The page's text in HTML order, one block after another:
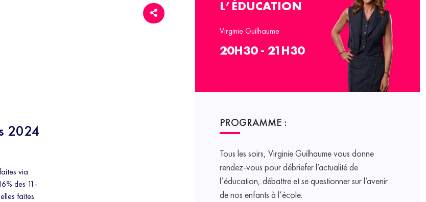
2024
via
des 11-
faites
L’ÉDUCATION
Virginie Guilhaume
20H30 - 21H30
PROGRAMME :
Tous les soirs, Virginie Guilhaume vous donne
rendez-vous pour débriefer l’actualité de
l’éducation, débattre et se questionner sur l’avenir
de nos enfants à l’école.